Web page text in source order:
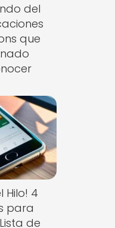
del
que
Hilo! 4
para
de